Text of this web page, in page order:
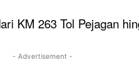
KM 263 Tol Pejagan
- Advertisement -